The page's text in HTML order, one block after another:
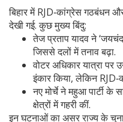
बिहार में RJD‑कांग्रेस गठबंधन
देखी गई. कुछ मुख्य बिंदु:
तेज प्रताप यादव ने
जिससे दलों में तनाव बढ़ा.
वोटर अधिकार यात्रा पर
इंकार किया, लेकिन
नए मोर्चे ने महुआ पार्टी के
क्षेत्रों में गहरी कीं.
इन घटनाओं का असर राज्य के